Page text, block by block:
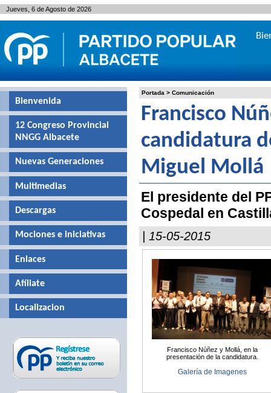
Portada > Comunicación
Francisco
candidatura
Miguel Mollá
El presidente del
Cospedal en
| 15-05-2015
Francisco Núñez y Mollá, en la
presentación de la candidatura.
Galería de Imagenes
Bienvenida
12 Congreso Provincial
NNGG Albacete
Nuevas Generaciones
Multimedias
Descargas
Mociones e iniciativas
Enlaces
Afíliate
Localizacion
Jueves, 6 de Agosto de 2026